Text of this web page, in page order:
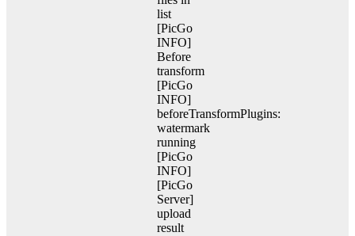
list
[PicGo
INFO]
Before
transform
[PicGo
INFO]
beforeTransformPlugins:
watermark
running
[PicGo
INFO]
[PicGo
Server]
upload
result